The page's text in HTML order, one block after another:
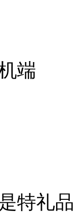
端
特礼品